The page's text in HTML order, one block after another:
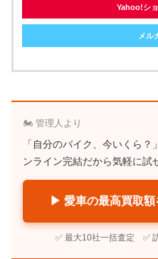
Yahoo!シ
メル
🏍️ 管理人より
「自分のバイク、今いくら
ンライン完結だから気軽に試
▶ 愛車の最高買取額
✅ 最大10社一括査定 ✅